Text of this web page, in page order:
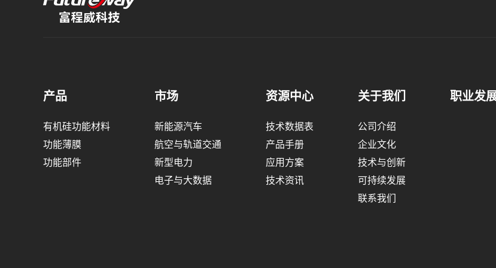
产品
有机硅功能材料
功能薄膜
功能部件
市场
新能源汽车
航空与轨道交通
新型电力
电子与大数据
资源中心
技术数据表
产品手册
应用方案
技术资讯
关于我们
公司介绍
企业文化
技术与创新
可持续发展
联系我们
职业发